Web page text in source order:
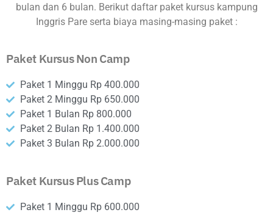
bulan dan 6 bulan. Berikut daftar paket kursus kampung
Inggris Pare serta biaya masing-masing paket :
Paket Kursus Non Camp
Paket 1 Minggu Rp 400.000
Paket 2 Minggu Rp 650.000
Paket 1 Bulan Rp 800.000
Paket 2 Bulan Rp 1.400.000
Paket 3 Bulan Rp 2.000.000
Paket Kursus Plus Camp
Paket 1 Minggu Rp 600.000